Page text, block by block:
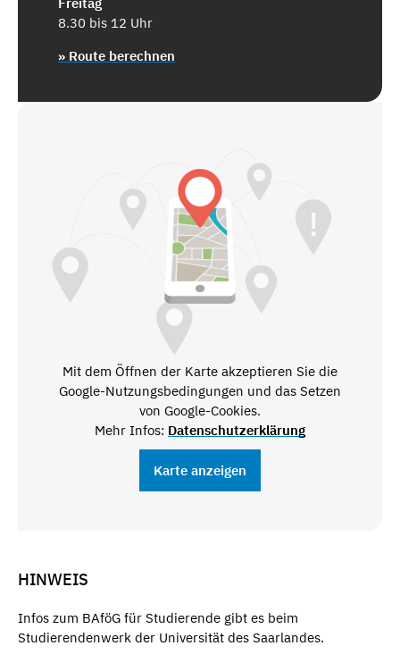
Freitag
8.30 bis 12 Uhr
» Route berechnen
Mit dem Öffnen der Karte akzeptieren Sie die
Google-Nutzungsbedingungen und das Setzen
von Google-Cookies.
Mehr Infos: Datenschutzerklärung
Karte anzeigen
HINWEIS
Infos zum BAföG für Studierende gibt es beim
Studierendenwerk der Universität des Saarlandes.